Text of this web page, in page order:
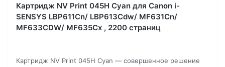
Картридж NV Print 045H Cyan для Canon i-
SENSYS LBP611Cn/ LBP613Cdw/ MF631Cn/
MF633CDW/ MF635Cx , 2200 страниц
Картридж NV Print 045H Cyan — совершенное решение